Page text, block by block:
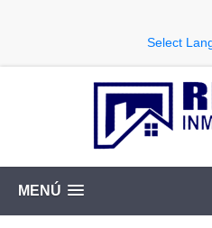
Select
MENÚ